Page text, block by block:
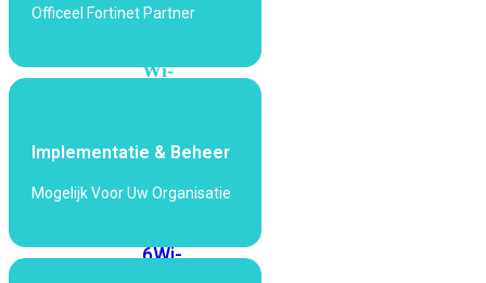
Wi-
Wi-
Fi
Wi-
6Wi-
Officeel Fortinet Partner
Implementatie & Beheer
Mogelijk Voor Uw Organisatie